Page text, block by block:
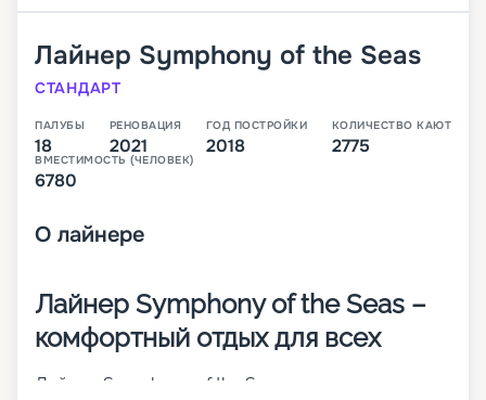
Лайнер Symphony of the Seas
СТАНДАРТ
ПАЛУБЫ
18
РЕНОВАЦИЯ
2021
ГОД ПОСТРОЙКИ
2018
КОЛИЧЕСТВО КАЮТ
2775
ВМЕСТИМОСТЬ (ЧЕЛОВЕК)
6780
О лайнере
Лайнер Symphony of the Seas –
комфортный отдых для всех
Лайнер Symphony of the Seas – одно из